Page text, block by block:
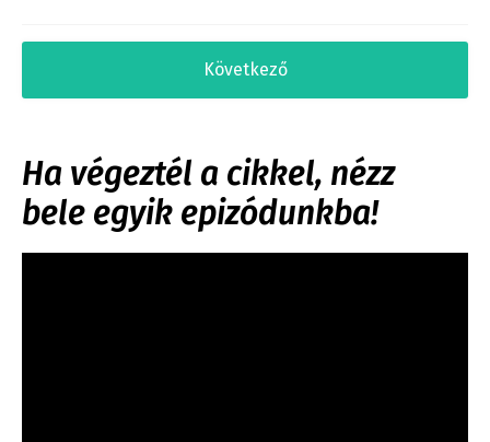
Következő
Ha végeztél a cikkel, nézz
bele egyik epizódunkba!